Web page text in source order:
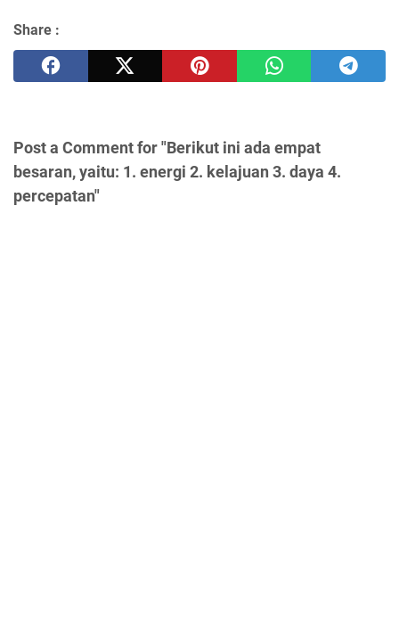
Share :
Post a Comment for "Berikut ini ada empat
besaran, yaitu: 1. energi 2. kelajuan 3. daya 4.
percepatan"